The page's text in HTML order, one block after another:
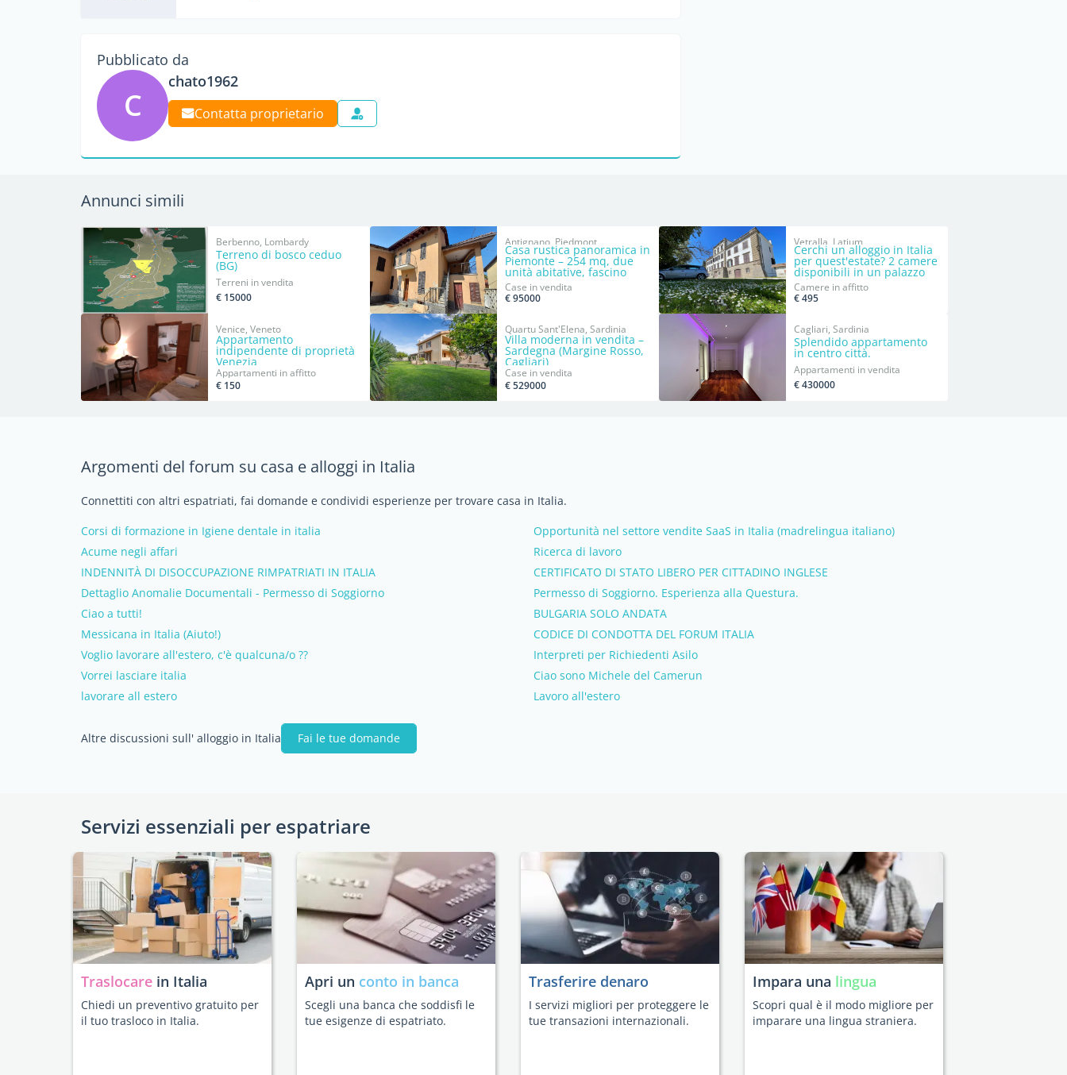
Pubblicato da
C
chato1962
Contatta proprietario
Annunci simili
Berbenno, Lombardy
Terreno di bosco ceduo
(BG)
Terreni in vendita
€ 15000
Antignano, Piedmont
Casa rustica panoramica in
Piemonte – 254 mq, due
unità abitative, fascino
autentico
Case in vendita
€ 95000
Vetralla, Latium
Cerchi un alloggio in Italia
per quest'estate? 2 camere
disponibili in un palazzo
privato!
Camere in affitto
€ 495
Venice, Veneto
Appartamento
indipendente di proprietà
Venezia
Appartamenti in affitto
€ 150
Quartu Sant'Elena, Sardinia
Villa moderna in vendita –
Sardegna (Margine Rosso,
Cagliari)
Case in vendita
€ 529000
Cagliari, Sardinia
Splendido appartamento
in centro città.
Appartamenti in vendita
€ 430000
Argomenti del forum su casa e alloggi in Italia
Connettiti con altri espatriati, fai domande e condividi esperienze per trovare casa in Italia.
Corsi di formazione in Igiene dentale in italia
Opportunità nel settore vendite SaaS in Italia (madrelingua italiano)
Acume negli affari
Ricerca di lavoro
INDENNITÀ DI DISOCCUPAZIONE RIMPATRIATI IN ITALIA
CERTIFICATO DI STATO LIBERO PER CITTADINO INGLESE
Dettaglio Anomalie Documentali - Permesso di Soggiorno
Permesso di Soggiorno. Esperienza alla Questura.
Ciao a tutti!
BULGARIA SOLO ANDATA
Messicana in Italia (Aiuto!)
CODICE DI CONDOTTA DEL FORUM ITALIA
Voglio lavorare all'estero, c'è qualcuna/o ??
Interpreti per Richiedenti Asilo
Vorrei lasciare italia
Ciao sono Michele del Camerun
lavorare all estero
Lavoro all'estero
Altre discussioni sull' alloggio in Italia Fai le tue domande
Servizi essenziali per espatriare
Traslocare in Italia
Chiedi un preventivo gratuito per
il tuo trasloco in Italia.
Apri un conto in banca
Scegli una banca che soddisfi le
tue esigenze di espatriato.
Trasferire denaro
I servizi migliori per proteggere le
tue transazioni internazionali.
Impara una lingua
Scopri qual è il modo migliore per
imparare una lingua straniera.